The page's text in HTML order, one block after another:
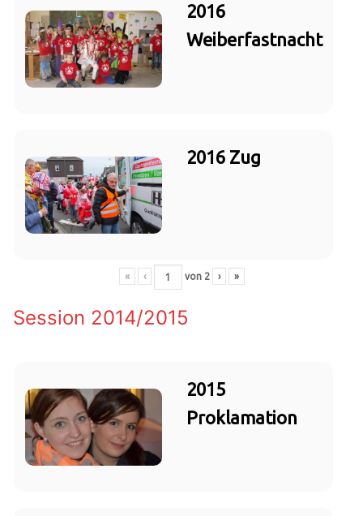
2016
Weiberfastnacht
2016 Zug
« ‹ von 2 › »
Session 2014/2015
2015
Proklamation